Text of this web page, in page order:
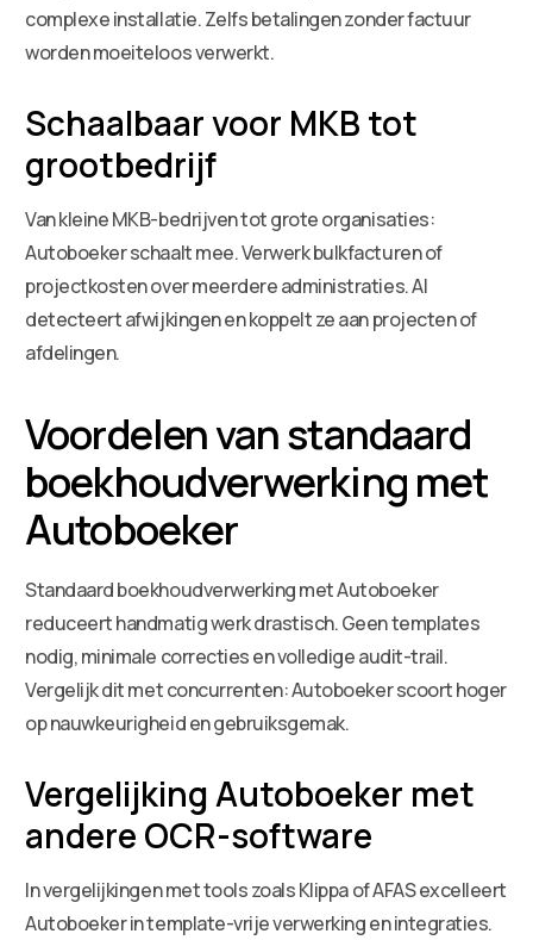
complexe installatie. Zelfs betalingen zonder factuur
worden moeiteloos verwerkt.
Schaalbaar voor MKB tot
grootbedrijf
Van kleine MKB-bedrijven tot grote organisaties:
Autoboeker schaalt mee. Verwerk bulkfacturen of
projectkosten over meerdere administraties. AI
detecteert afwijkingen en koppelt ze aan projecten of
afdelingen.
Voordelen van standaard
boekhoudverwerking met
Autoboeker
Standaard boekhoudverwerking met Autoboeker
reduceert handmatig werk drastisch. Geen templates
nodig, minimale correcties en volledige audit-trail.
Vergelijk dit met concurrenten: Autoboeker scoort hoger
op nauwkeurigheid en gebruiksgemak.
Vergelijking Autoboeker met
andere OCR-software
In vergelijkingen met tools zoals Klippa of AFAS excelleert
Autoboeker in template-vrije verwerking en integraties.